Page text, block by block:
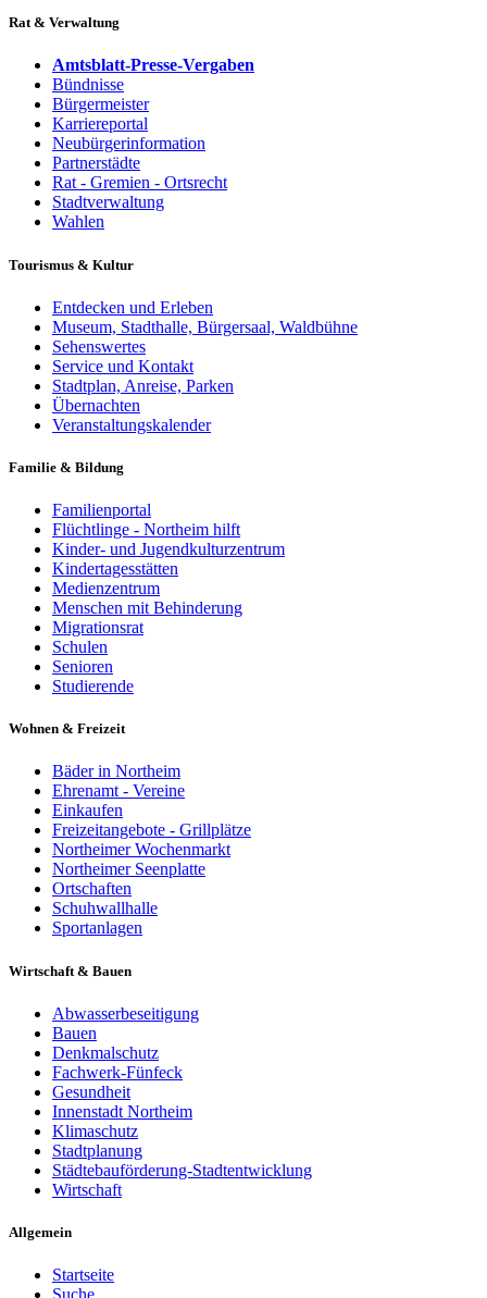
Rat & Verwaltung
Amtsblatt-Presse-Vergaben
Bündnisse
Bürgermeister
Karriereportal
Neubürgerinformation
Partnerstädte
Rat - Gremien - Ortsrecht
Stadtverwaltung
Wahlen
Tourismus & Kultur
Entdecken und Erleben
Museum, Stadthalle, Bürgersaal, Waldbühne
Sehenswertes
Service und Kontakt
Stadtplan, Anreise, Parken
Übernachten
Veranstaltungskalender
Familie & Bildung
Familienportal
Flüchtlinge - Northeim hilft
Kinder- und Jugendkulturzentrum
Kindertagesstätten
Medienzentrum
Menschen mit Behinderung
Migrationsrat
Schulen
Senioren
Studierende
Wohnen & Freizeit
Bäder in Northeim
Ehrenamt - Vereine
Einkaufen
Freizeitangebote - Grillplätze
Northeimer Wochenmarkt
Northeimer Seenplatte
Ortschaften
Schuhwallhalle
Sportanlagen
Wirtschaft & Bauen
Abwasserbeseitigung
Bauen
Denkmalschutz
Fachwerk-Fünfeck
Gesundheit
Innenstadt Northeim
Klimaschutz
Stadtplanung
Städtebauförderung-Stadtentwicklung
Wirtschaft
Allgemein
Startseite